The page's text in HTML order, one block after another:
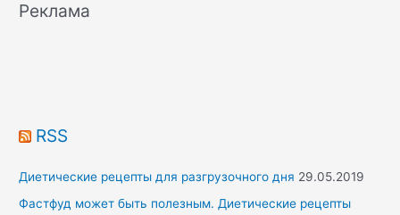
:
Реклама
RSS
Диетические рецепты для разгрузочного дня 29.05.2019
Фастфуд может быть полезным. Диетические рецепты